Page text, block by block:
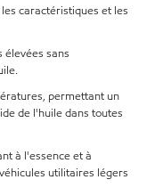
caractéristiques et les
sans
permettant un
de l'huile dans toutes
à l'essence et à
utilitaires légers